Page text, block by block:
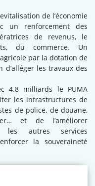
de l’économie
un renforcement des
de revenus, le
du commerce. Un
par la dotation de
d’alléger les travaux des
4.8 milliards le PUMA
les infrastructures de
de police, de douane,
et de l’améliorer
les autres services
la souveraineté